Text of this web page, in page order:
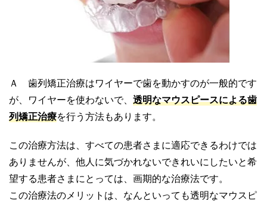
Ａ 歯列矯正治療はワイヤーで歯を動かすのが一般的です
が、ワイヤーを使わないで、 透明なマウスピースによる歯
列矯正治療を行う方法もあります。
この治療方法は、すべての患者さまに適応できるわけでは
ありませんが、他人に気づかれないできれいにしたいと希
望する患者さまにとっては、画期的な治療法です。
この治療法のメリットは、なんといっても透明なマウスピ